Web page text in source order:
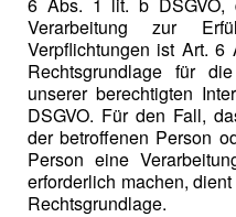
Verarbeitung zur
Verpflichtungen ist Art.
Rechtsgrundlage für
unserer berechtigten
DSGVO. Für den Fall,
der betroffenen Person
Person eine
erforderlich machen,
Rechtsgrundlage.